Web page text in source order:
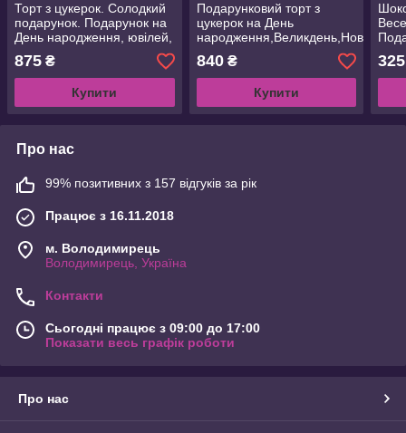
Торт з цукерок. Солодкий
подарунок. Подарунок на
День народження, ювілей,
875 ₴
Купити
Подарунковий торт з
цукерок на День
народження,Великдень,Новий
рік. Солодкий подарунок
дітям
840₴
Купити
325
Про нас
99% позитивних з 157 відгуків за рік
Працює з 16.11.2018
м. Володимирець
Володимирець, Україна
Контакти
Сьогодні працює з 09:00 до 17:00
Показати весь графік роботи
Про нас